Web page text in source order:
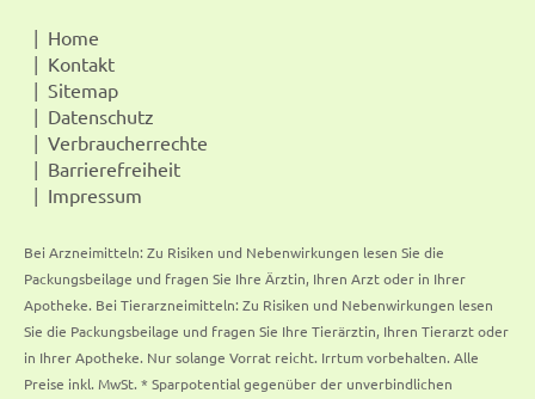
Home
Kontakt
Sitemap
Datenschutz
Verbraucherrechte
Barrierefreiheit
Impressum
Bei Arzneimitteln: Zu Risiken und Nebenwirkungen lesen Sie die
Packungsbeilage und fragen Sie Ihre Ärztin, Ihren Arzt oder in Ihrer
Apotheke. Bei Tierarzneimitteln: Zu Risiken und Nebenwirkungen lesen
Sie die Packungsbeilage und fragen Sie Ihre Tierärztin, Ihren Tierarzt oder
in Ihrer Apotheke. Nur solange Vorrat reicht. Irrtum vorbehalten. Alle
Preise inkl. MwSt. * Sparpotential gegenüber der unverbindlichen